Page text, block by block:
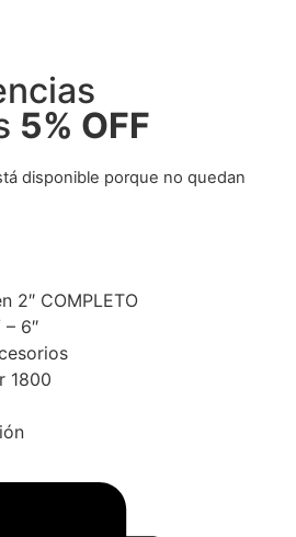
5% OFF
disponible porque no quedan
2″ COMPLETO
6″
1800